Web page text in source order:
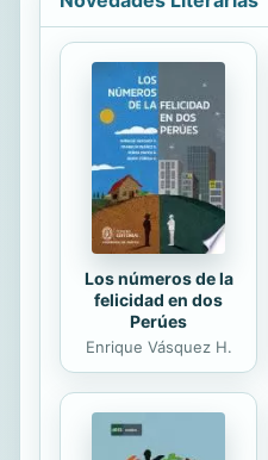
da
típicas:
fórmula?»,
es válida
sirve?». Se
Los números de la
felicidad en dos
Perúes
Enrique Vásquez H.